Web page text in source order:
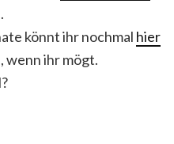
könnt ihr nochmal hier
wenn ihr mögt.